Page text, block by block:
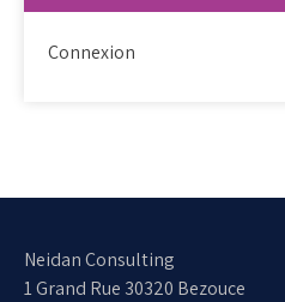
Connexion
Neidan Consulting
1 Grand Rue 30320 Bezouce